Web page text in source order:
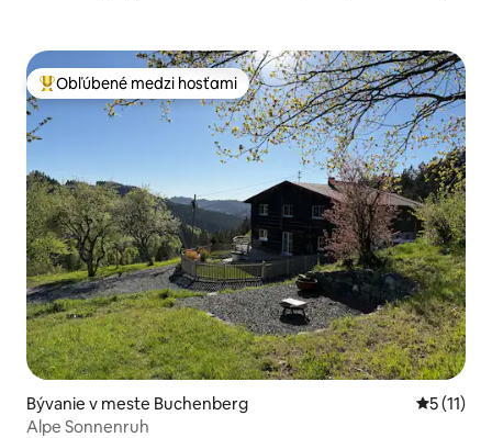
Najobľúbenejšie medzi hosťami
Obľúbené medzi hosťami
Bývanie v meste Buchenberg
5 (11)
Alpe Sonnenruh